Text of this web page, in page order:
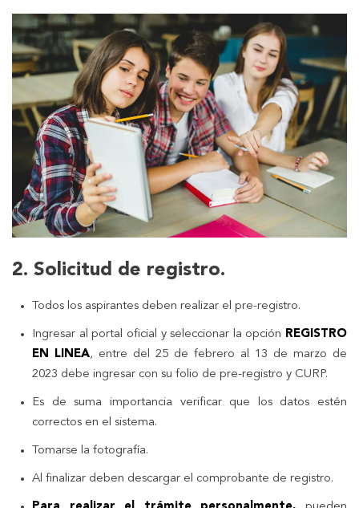
2. Solicitud de registro.
Todos los aspirantes deben realizar el pre-registro.
Ingresar al portal oficial y seleccionar la opción REGISTRO
EN LINEA, entre del 25 de febrero al 13 de marzo de
2023 debe ingresar con su folio de pre-registro y CURP.
Es de suma importancia verificar que los datos estén
correctos en el sistema.
Tomarse la fotografía.
Al finalizar deben descargar el comprobante de registro.